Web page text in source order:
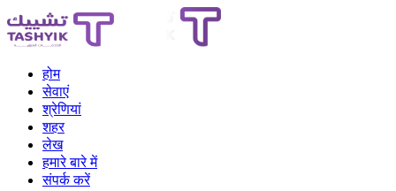
होम
सेवाएं
श्रेणियां
शहर
लेख
हमारे बारे में
संपर्क करें